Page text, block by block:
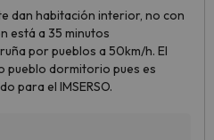
dan habitación interior, no con
está a 35 minutos
por pueblos a 50km/h. El
pueblo dormitorio pues es
para el IMSERSO.